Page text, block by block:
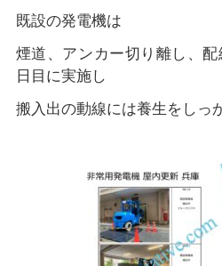
既設の発電機は
煙道、アンカー切り離し、
日目に実施し
搬入出の動線には養生をしっ